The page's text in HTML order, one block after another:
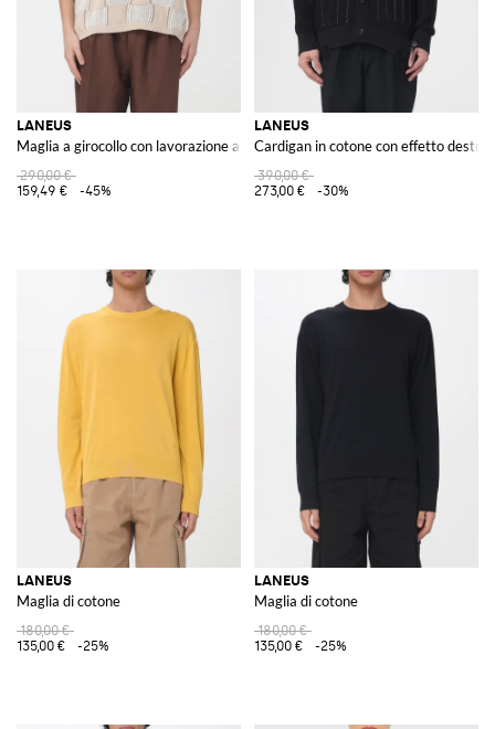
LANEUS
Maglia a girocollo con lavorazione a quadri
290,00 €
159,49 €
-45%
LANEUS
Cardigan in cotone con effetto
390,00 €
273,00 €
-30%
LANEUS
Maglia di cotone
180,00 €
135,00 €
-25%
LANEUS
Maglia di cotone
180,00 €
135,00 €
-25%